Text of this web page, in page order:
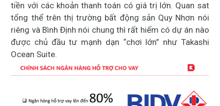
tiền với các khoản thanh toán có giá trị lớn. Quan sat
tổng thể trên thị trường bất động sản Quy Nhơn nói
riêng và Bình Định nói chung thì rất hiếm có dự án nào
được chủ đầu tư mạnh dạn “chơi lớn” như Takashi
Ocean Suite.